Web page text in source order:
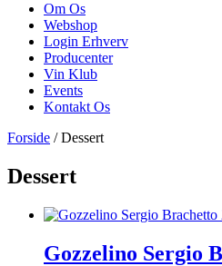
Om Os
Webshop
Login Erhverv
Producenter
Vin Klub
Events
Kontakt Os
Forside / Dessert
Dessert
Gozzelino Sergio